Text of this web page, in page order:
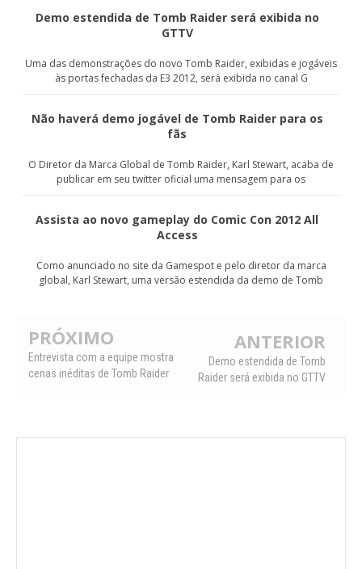
Demo estendida de Tomb Raider será exibida no
GTTV
Uma das demonstrações do novo Tomb Raider, exibidas e jogáveis
às portas fechadas da E3 2012, será exibida no canal G
Não haverá demo jogável de Tomb Raider para os
fãs
O Diretor da Marca Global de Tomb Raider, Karl Stewart, acaba de
publicar em seu twitter oficial uma mensagem para os
Assista ao novo gameplay do Comic Con 2012 All
Access
Como anunciado no site da Gamespot e pelo diretor da marca
global, Karl Stewart, uma versão estendida da demo de Tomb
PRÓXIMO
Entrevista com a equipe mostra
cenas inéditas de Tomb Raider
ANTERIOR
Demo estendida de Tomb
Raider será exibida no GTTV